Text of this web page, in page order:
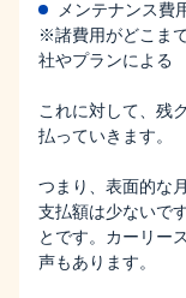
メンテナンス
※諸費用がどこま
社やプランによる
これに対して、残
払っていきます。
つまり、表面的な
支払額は少ないで
とです。カーリー
声もあります。